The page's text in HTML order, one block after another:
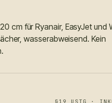
cm für Ryanair, EasyJet und
wasserabweisend. Kein
§19 USTG ·